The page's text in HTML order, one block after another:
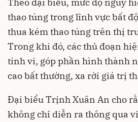
thao túng trong lĩnh vực bất
thua kém thao túng trên thị
Trong khi đó, các thủ đoạn
tinh vi, góp phần hình thành
cao bất thường, xa rời giá trị
Đại biểu Trịnh Xuân An cho
không chỉ diễn ra thông qua